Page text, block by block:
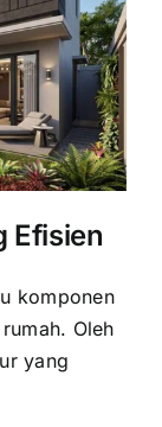
Efisien
komponen
Oleh
yang